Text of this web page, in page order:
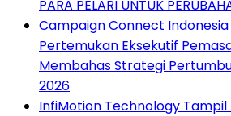
PARA PELARI UNTUK
Campaign Connect Indonesia
Pertemukan Eksekutif
Membahas Strategi
2026
InfiMotion Technology Tampil